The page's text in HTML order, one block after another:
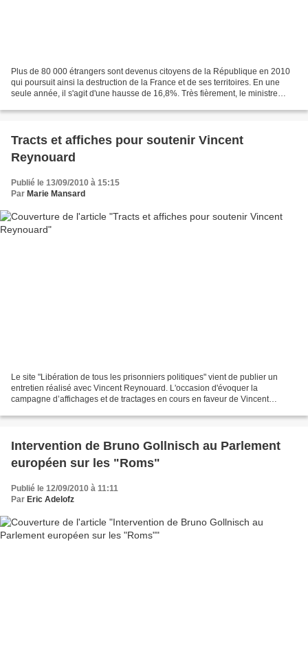
Plus de 80 000 étrangers sont devenus citoyens de la République en 2010
qui poursuit ainsi la destruction de la France et de ses territoires. En une
seule année, il s'agit d'une hausse de 16,8%. Très fièrement, le ministre
Tracts et affiches pour soutenir Vincent
Reynouard
Publié le 13/09/2010 à 15:15
Par Marie Mansard
Le site "Libération de tous les prisonniers politiques" vient de publier un
entretien réalisé avec Vincent Reynouard. L'occasion d'évoquer la
campagne d’affichages et de tractages en cours en faveur de Vincent
Intervention de Bruno Gollnisch au Parlement
européen sur les "Roms"
Publié le 12/09/2010 à 11:11
Par Eric Adelofz